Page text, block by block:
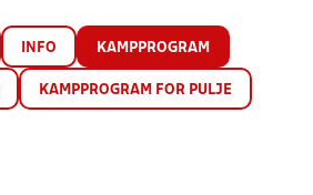
INFO KAMPPROGRAM
KAMPPROGRAM FOR PULJE